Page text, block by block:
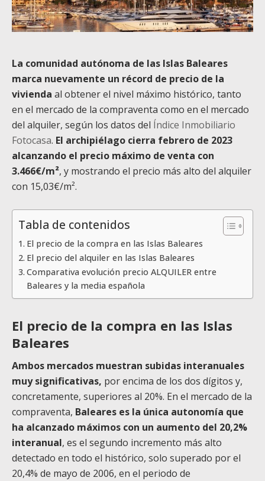
La comunidad autónoma de las Islas Baleares
marca nuevamente un récord de precio de la
vivienda al obtener el nivel máximo histórico, tanto
en el mercado de la compraventa como en el mercado
del alquiler, según los datos del Índice Inmobiliario
Fotocasa. El archipiélago cierra febrero de 2023
alcanzando el precio máximo de venta con
3.466€/m², y mostrando el precio más alto del alquiler
con 15,03€/m².
Tabla de contenidos
El precio de la compra en las Islas Baleares
El precio del alquiler en las Islas Baleares
Comparativa evolución precio ALQUILER entre
Baleares y la media española
El precio de la compra en las Islas
Baleares
Ambos mercados muestran subidas interanuales
muy significativas, por encima de los dos dígitos y,
concretamente, superiores al 20%. En el mercado de la
compraventa, Baleares es la única autonomía que
ha alcanzado máximos con un aumento del 20,2%
interanual, es el segundo incremento más alto
detectado en todo el histórico, solo superado por el
20,4% de mayo de 2006, en el periodo de